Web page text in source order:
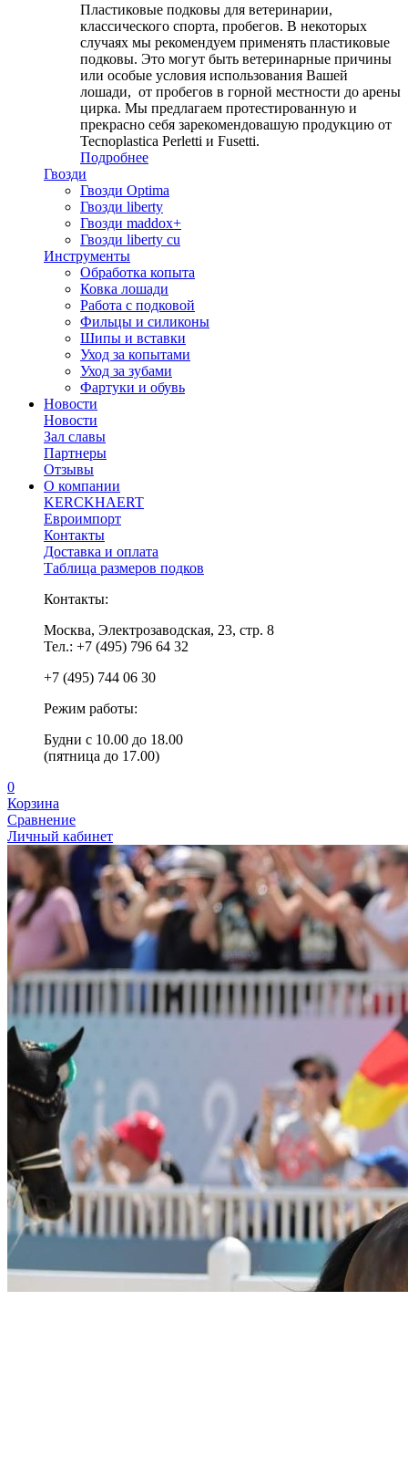
Пластиковые подковы для ветеринарии,
классического спорта, пробегов. В некоторых
случаях мы рекомендуем применять пластиковые
подковы. Это могут быть ветеринарные причины
или особые условия использования Вашей
лошади, от пробегов в горной местности до арены
цирка. Мы предлагаем протестированную и
прекрасно себя зарекомендовашую продукцию от
Tecnoplastica Perletti и Fusetti.
Подробнее
Гвозди
Гвозди Optima
Гвозди liberty
Гвозди maddox+
Гвозди liberty cu
Инструменты
Обработка копыта
Ковка лошади
Работа с подковой
Фильцы и силиконы
Шипы и вставки
Уход за копытами
Уход за зубами
Фартуки и обувь
Новости
Новости
Зал славы
Партнеры
Отзывы
О компании
KERCKHAERT
Евроимпорт
Контакты
Доставка и оплата
Таблица размеров подков
Контакты:
Москва, Электрозаводская, 23, стр. 8
Тел.: +7 (495) 796 64 32
+7 (495) 744 06 30
Режим работы:
Будни с 10.00 до 18.00
(пятница до 17.00)
0
Корзина
Сравнение
Личный кабинет